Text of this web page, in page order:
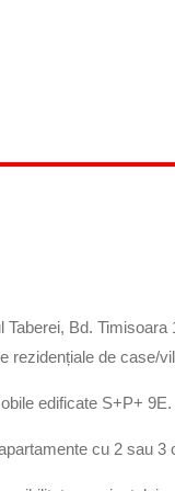
Bd.
rezidențiale de case/
edificate S+P+ 9E.
cu 2 sau